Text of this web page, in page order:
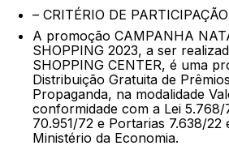
– CRITÉRIO DE
A promoção CAMPANHA
SHOPPING 2023, a ser
SHOPPING CENTER, é uma
Distribuição Gratuita de
Propaganda, na modalidade
conformidade com a Lei 5.768/
70.951/72 e Portarias 7.638/22
Ministério da Economia.